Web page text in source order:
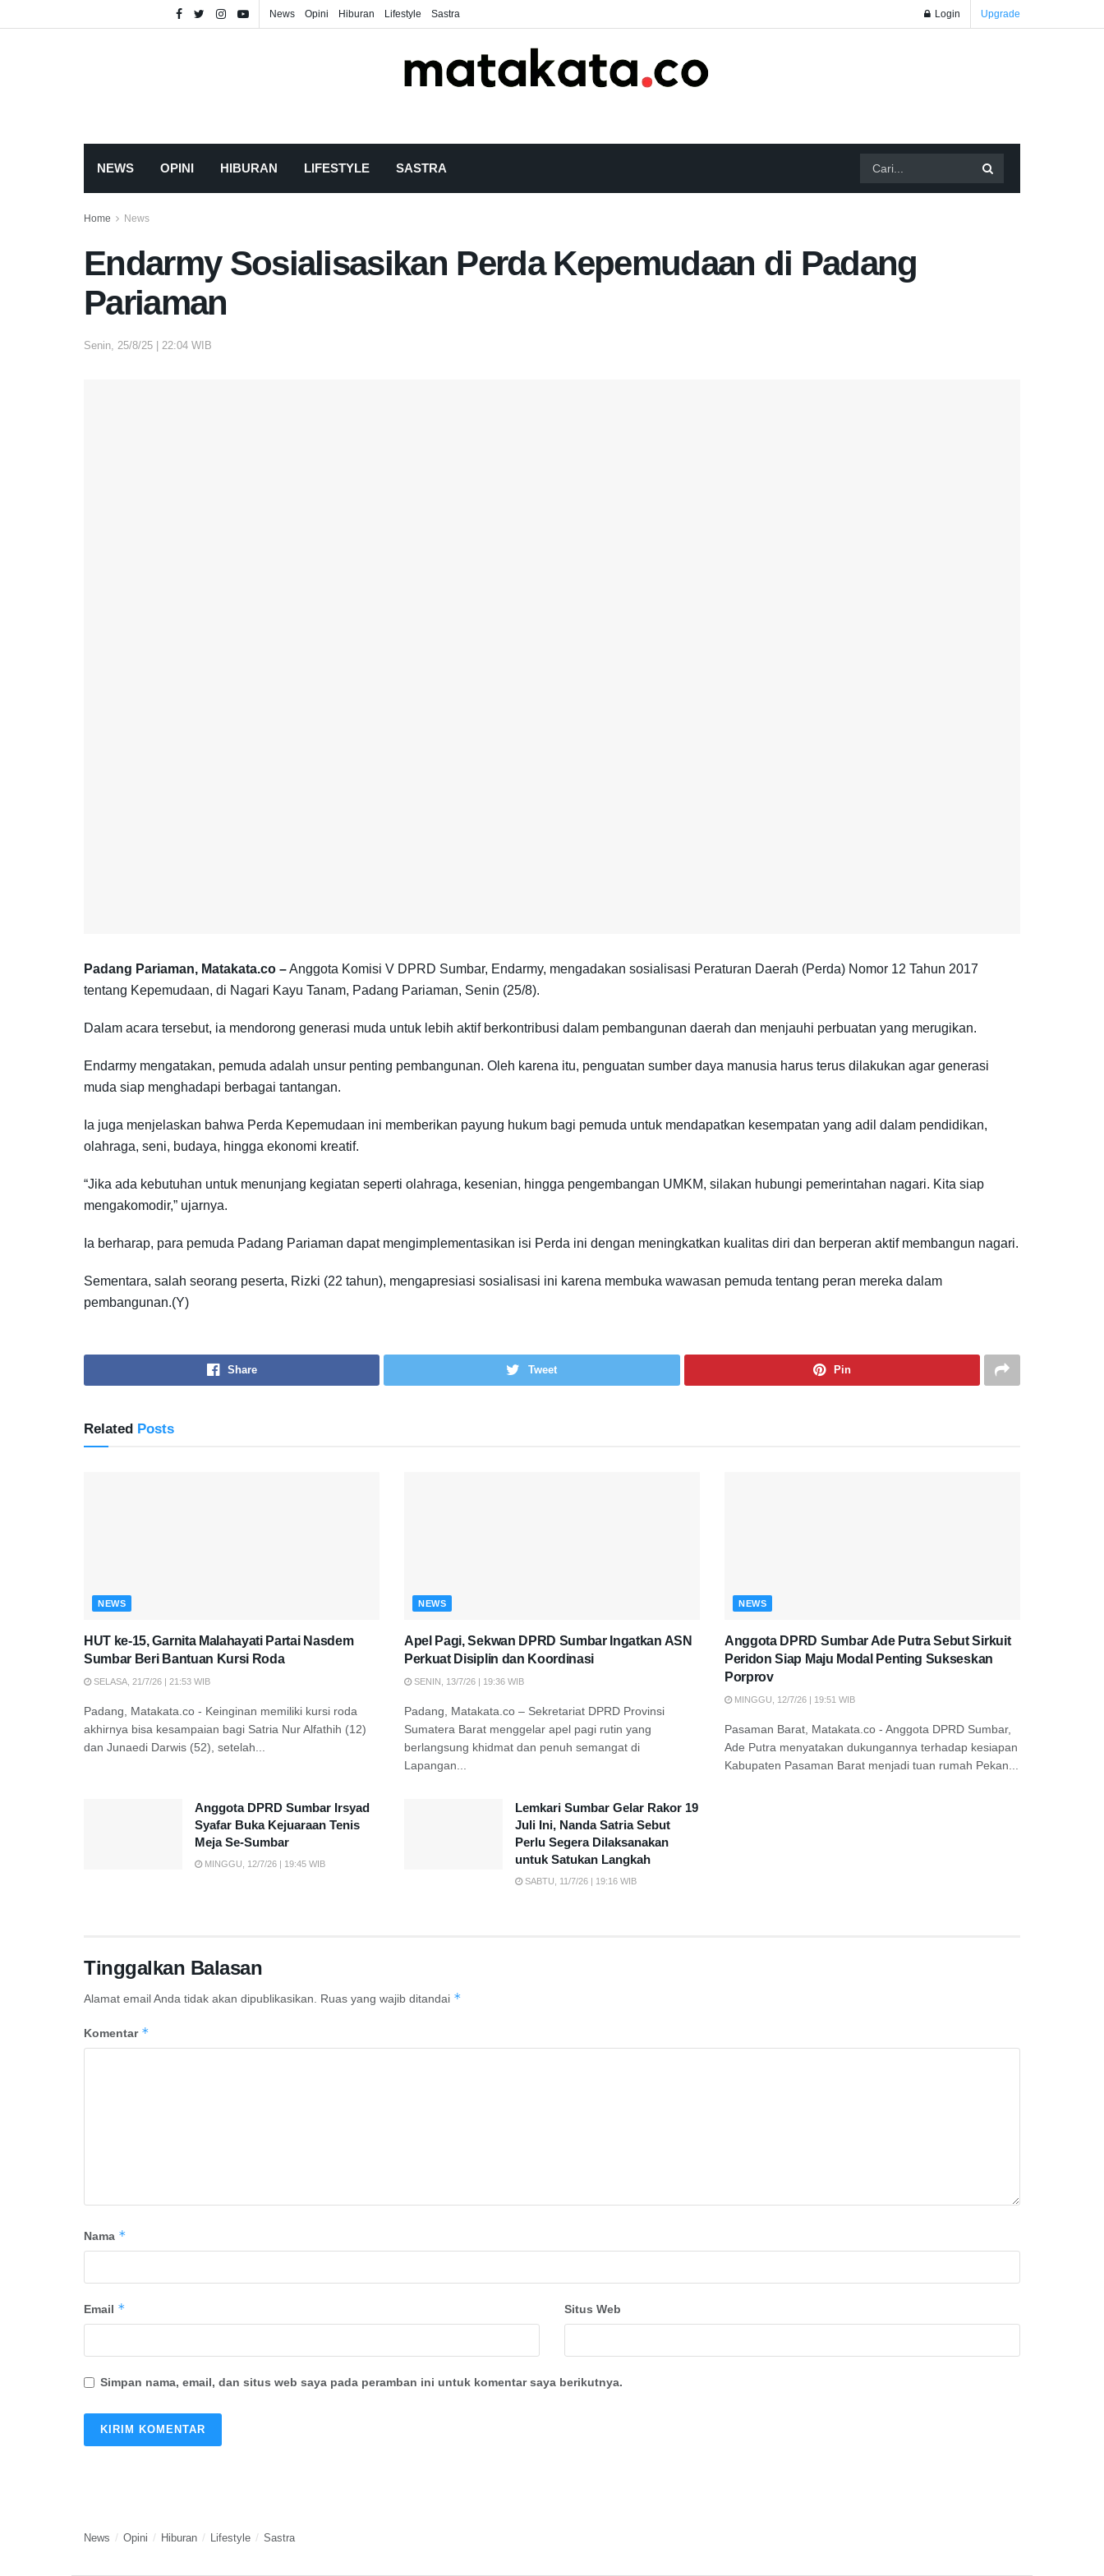
News Opini Hiburan Lifestyle Sastra Login Upgrade
NEWS OPINI HIBURAN LIFESTYLE SASTRA
Home News
Endarmy Sosialisasikan Perda Kepemudaan di Padang
Pariaman
Senin, 25/8/25 | 22:04 WIB
Padang Pariaman, Matakata.co –Anggota Komisi V DPRD Sumbar, Endarmy, mengadakan sosialisasi Peraturan Daerah (Perda) Nomor 12 Tahun 2017
tentang Kepemudaan, di Nagari Kayu Tanam, Padang Pariaman, Senin (25/8).
Dalam acara tersebut, ia mendorong generasi muda untuk lebih aktif berkontribusi dalam pembangunan daerah dan menjauhi perbuatan yang merugikan.
Endarmy mengatakan, pemuda adalah unsur penting pembangunan. Oleh karena itu, penguatan sumber daya manusia harus terus dilakukan agar generasi
muda siap menghadapi berbagai tantangan.
Ia juga menjelaskan bahwa Perda Kepemudaan ini memberikan payung hukum bagi pemuda untuk mendapatkan kesempatan yang adil dalam pendidikan,
olahraga, seni, budaya, hingga ekonomi kreatif.
“Jika ada kebutuhan untuk menunjang kegiatan seperti olahraga, kesenian, hingga pengembangan UMKM, silakan hubungi pemerintahan nagari. Kita siap
mengakomodir,” ujarnya.
Ia berharap, para pemuda Padang Pariaman dapat mengimplementasikan isi Perda ini dengan meningkatkan kualitas diri dan berperan aktif membangun nagari.
Sementara, salah seorang peserta, Rizki (22 tahun), mengapresiasi sosialisasi ini karena membuka wawasan pemuda tentang peran mereka dalam
pembangunan.(Y)
Share Tweet Pin
Related Posts
NEWS
HUT ke-15, Garnita Malahayati Partai Nasdem
Sumbar Beri Bantuan Kursi Roda
SELASA, 21/7/26 | 21:53 WIB
Padang, Matakata.co - Keinginan memiliki kursi roda
akhirnya bisa kesampaian bagi Satria Nur Alfathih (12)
dan Junaedi Darwis (52), setelah...
NEWS
Apel Pagi, Sekwan DPRD Sumbar Ingatkan ASN
Perkuat Disiplin dan Koordinasi
SENIN, 13/7/26 | 19:36 WIB
Padang, Matakata.co – Sekretariat DPRD Provinsi
Sumatera Barat menggelar apel pagi rutin yang
berlangsung khidmat dan penuh semangat di
Lapangan...
NEWS
Anggota DPRD Sumbar Ade Putra Sebut Sirkuit
Peridon Siap Maju Modal Penting Sukseskan
Porprov
MINGGU, 12/7/26 | 19:51 WIB
Pasaman Barat, Matakata.co - Anggota DPRD Sumbar,
Ade Putra menyatakan dukungannya terhadap kesiapan
Kabupaten Pasaman Barat menjadi tuan rumah Pekan...
Anggota DPRD Sumbar Irsyad
Syafar Buka Kejuaraan Tenis
Meja Se-Sumbar
MINGGU, 12/7/26 | 19:45 WIB
Lemkari Sumbar Gelar Rakor 19
Juli Ini, Nanda Satria Sebut
Perlu Segera Dilaksanakan
untuk Satukan Langkah
SABTU, 11/7/26 | 19:16 WIB
Tinggalkan Balasan
Alamat email Anda tidak akan dipublikasikan. Ruas yang wajib ditandai *
Komentar *
Nama *
Email * Situs Web
Simpan nama, email, dan situs web saya pada peramban ini untuk komentar saya berikutnya.
News Opini Hiburan Lifestyle Sastra